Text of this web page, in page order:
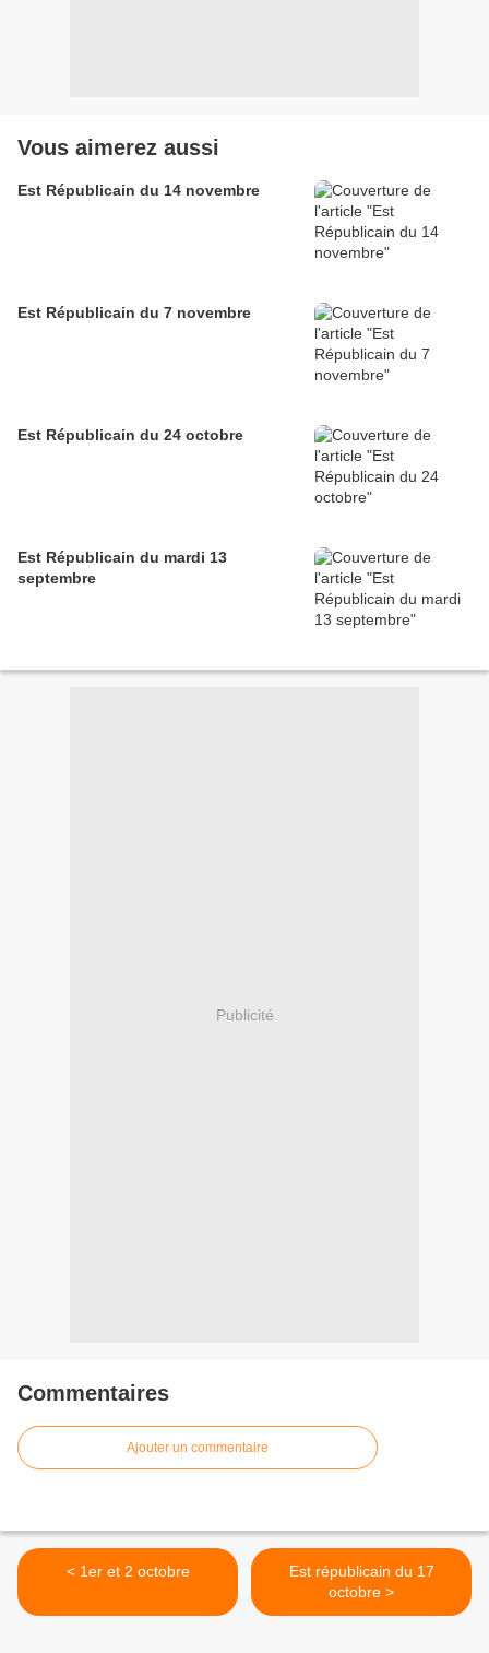
Vous aimerez aussi
Est Républicain du 14 novembre
Est Républicain du 7 novembre
Est Républicain du 24 octobre
Est Républicain du mardi 13
septembre
Publicité
Commentaires
Ajouter un commentaire
< 1er et 2 octobre
Est républicain du 17
octobre >